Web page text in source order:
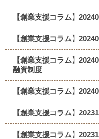
【創業支援コラム】
【創業支援コラム】
【創業支援コラム】
融資制度
【創業支援コラム】
【創業支援コラム】
【創業支援コラム】